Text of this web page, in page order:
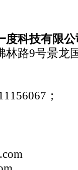
度科技有限公
路9号景龙
；